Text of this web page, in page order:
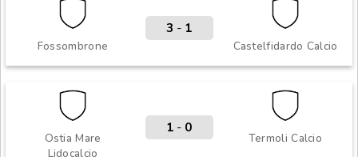
Fossombrone Castelfidardo Calcio
3 - 1
Ostia Mare
Lidocalcio
Termoli Calcio
1 - 0